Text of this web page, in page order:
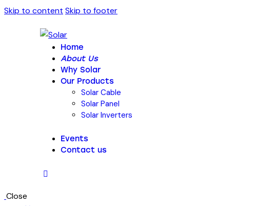
Skip to content Skip to footer
Home
About Us
Why Solar
Our Products
Solar Cable
Solar Panel
Solar Inverters
Events
Contact us
Close